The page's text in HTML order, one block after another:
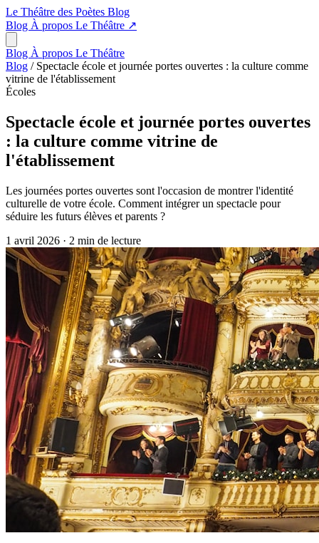
Le Théâtre des Poètes Blog
Blog À propos Le Théâtre ↗
Blog À propos Le Théâtre
Blog / Spectacle école et journée portes ouvertes : la culture comme
vitrine de l'établissement
Écoles
Spectacle école et journée portes ouvertes
: la culture comme vitrine de
l'établissement
Les journées portes ouvertes sont l'occasion de montrer l'identité
culturelle de votre école. Comment intégrer un spectacle pour
séduire les futurs élèves et parents ?
1 avril 2026 · 2 min de lecture